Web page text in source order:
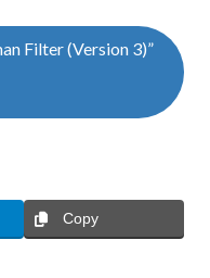
Filter (Version 3)”
Copy